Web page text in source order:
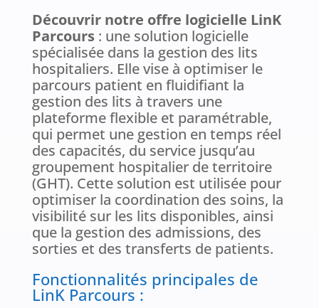
Découvrir notre offre logicielle LinK
Parcours : une solution logicielle
spécialisée dans la gestion des lits
hospitaliers. Elle vise à optimiser le
parcours patient en fluidifiant la
gestion des lits à travers une
plateforme flexible et paramétrable,
qui permet une gestion en temps réel
des capacités, du service jusqu’au
groupement hospitalier de territoire
(GHT). Cette solution est utilisée pour
optimiser la coordination des soins, la
visibilité sur les lits disponibles, ainsi
que la gestion des admissions, des
sorties et des transferts de patients​.
Fonctionnalités principales de
LinK Parcours :